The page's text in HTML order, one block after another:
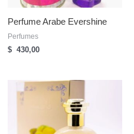
Perfume Arabe Evershine
Perfumes
$ 430,00